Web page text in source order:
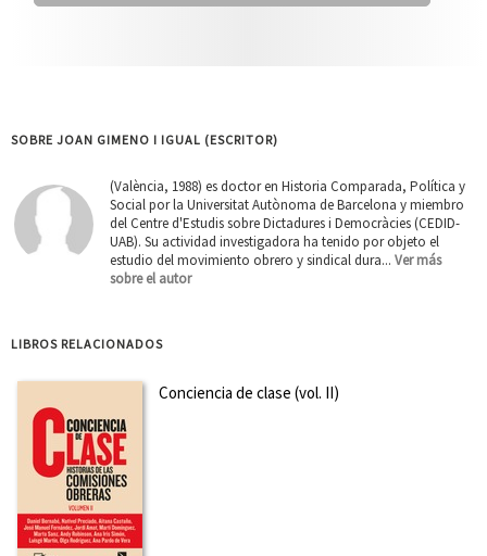
SOBRE JOAN GIMENO I IGUAL (ESCRITOR)
(València, 1988) es doctor en Historia Comparada, Política y
Social por la Universitat Autònoma de Barcelona y miembro
del Centre d'Estudis sobre Dictadures i Democràcies (CEDID-
UAB). Su actividad investigadora ha tenido por objeto el
estudio del movimiento obrero y sindical dura... Ver más
sobre el autor
LIBROS RELACIONADOS
Conciencia de clase (vol. II)